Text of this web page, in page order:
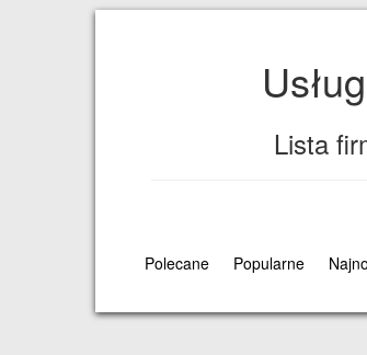
Lista
Polecane
Popularne